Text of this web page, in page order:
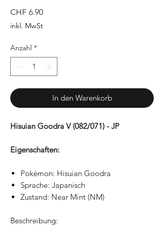
CHF 6.90Preis
inkl. MwSt
Anzahl *
In den Warenkorb
Hisuian Goodra V (082/071) - JP
Eigenschaften:
Pokémon: Hisuian Goodra
Sprache: Japanisch
Zustand: Near Mint (NM)
Beschreibung: